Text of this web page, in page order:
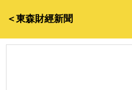
＜東森財經新聞